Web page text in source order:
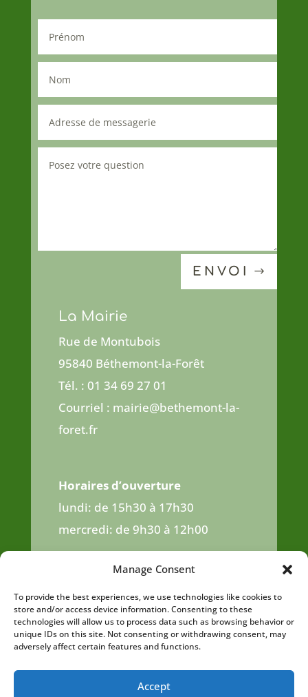
Manage Consent
To provide the best experiences, we use technologies like cookies to
store and/or access device information. Consenting to these
technologies will allow us to process data such as browsing behavior or
unique IDs on this site. Not consenting or withdrawing consent, may
adversely affect certain features and functions.
Accept
ENVOI
La Mairie
Rue de Montubois
95840 Béthemont-la-Forêt
Tél. : 01 34 69 27 01
Courriel : mairie@bethemont-la-
foret.fr
Horaires d’ouverture
lundi: de 15h30 à 17h30
mercredi: de 9h30 à 12h00
jeudi : de 16h00 à 18h30